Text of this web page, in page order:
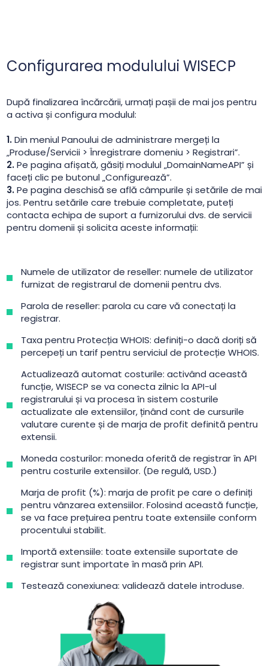
Configurarea modulului WISECP
După finalizarea încărcării, urmați pașii de mai jos pentru
a activa și configura modulul:
1.Din meniul Panoului de administrare mergeți la
„Produse/Servicii > Înregistrare domeniu > Registrari”.
2.Pe pagina afișată, găsiți modulul „DomainNameAPI” și
faceți clic pe butonul „Configurează”.
3.Pe pagina deschisă se află câmpurile și setările de mai
jos. Pentru setările care trebuie completate, puteți
contacta echipa de suport a furnizorului dvs. de servicii
pentru domenii și solicita aceste informații:
Numele de utilizator de reseller: numele de utilizator
furnizat de registrarul de domenii pentru dvs.
Parola de reseller: parola cu care vă conectați la
registrar.
Taxa pentru Protecția WHOIS: definiți-o dacă doriți să
percepeți un tarif pentru serviciul de protecție WHOIS.
Actualizează automat costurile: activând această
funcție, WISECP se va conecta zilnic la API-ul
registrarului și va procesa în sistem costurile
actualizate ale extensiilor, ținând cont de cursurile
valutare curente și de marja de profit definită pentru
extensii.
Moneda costurilor: moneda oferită de registrar în API
pentru costurile extensiilor. (De regulă, USD.)
Marja de profit (%): marja de profit pe care o definiți
pentru vânzarea extensiilor. Folosind această funcție,
se va face prețuirea pentru toate extensiile conform
procentului stabilit.
Importă extensiile: toate extensiile suportate de
registrar sunt importate în masă prin API.
Testează conexiunea: validează datele introduse.